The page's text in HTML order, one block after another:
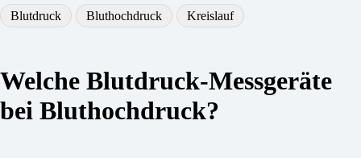
Blutdruck
Bluthochdruck Kreislauf
Welche Blutdruck-Messgeräte
bei Bluthochdruck?